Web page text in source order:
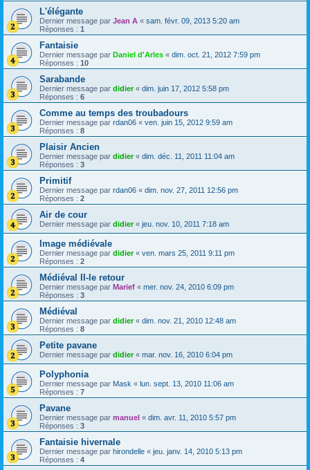
L'élégante
Dernier message par Jean A « sam. févr. 09, 2013 5:20 am
Réponses : 1
Fantaisie
Dernier message par Daniel d'Arles « dim. oct. 21, 2012 7:59 pm
Réponses : 10
Sarabande
Dernier message par didier« dim. juin 17, 2012 5:58 pm
Réponses : 6
Comme au temps des troubadours
Dernier message par rdan06 « ven. juin 15, 2012 9:59 am
Réponses : 8
Plaisir Ancien
Dernier message par didier« dim. déc. 11, 2011 11:04 am
Réponses : 3
Primitif
Dernier message par rdan06 « dim. nov. 27, 2011 12:56 pm
Réponses : 2
Air de cour
Dernier message par didier« jeu. nov. 10, 2011 7:18 am
Image médiévale
Dernier message par didier« ven. mars 25, 2011 9:11 pm
Réponses : 2
Médiéval II-le retour
Dernier message par Marief « mer. nov. 24, 2010 6:09 pm
Réponses : 3
Médiéval
Dernier message par didier« dim. nov. 21, 2010 12:48 am
Réponses : 8
Petite pavane
Dernier message par didier« mar. nov. 16, 2010 6:04 pm
Polyphonia
Dernier message par Mask « lun. sept. 13, 2010 11:06 am
Réponses : 7
Pavane
Dernier message par manuel « dim. avr. 11, 2010 5:57 pm
Réponses : 3
Fantaisie hivernale
Dernier message par hirondelle « jeu. janv. 14, 2010 5:13 pm
Réponses : 4